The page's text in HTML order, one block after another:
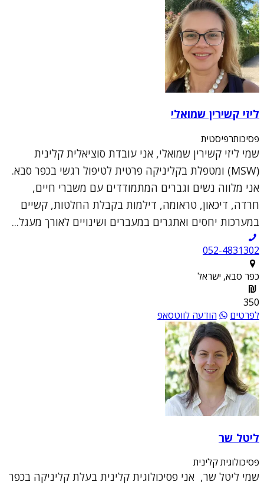
ליזי קשירין שמואלי
פסיכותרפיסטית
שמי ליזי קשירין שמואלי, אני עובדת סוציאלית קלינית
(MSW) ומטפלת בקליניקה פרטית לטיפול רגשי בכפר סבא.
אני מלווה נשים וגברים המתמודדים עם משברי חיים,
חרדה, דיכאון, טראומה, דילמות בקבלת החלטות, קשיים
במערכות יחסים ואתגרים במעברים ושינויים לאורך מעגל...
052-4831302
כפר סבא, ישראל
350
לפרטים
הודעה לווטסאפ
ליטל שר
פסיכולוגית קלינית
שמי ליטל שר, אני פסיכולוגית קלינית בעלת קליניקה בכפר